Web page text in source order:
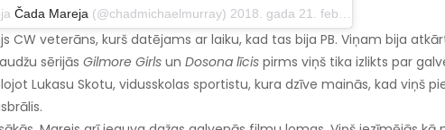
Čada Mareja (@chadmichaelmurray) 2018. gada 21. februārī plkst. 20.04 PST
CW veterāns, kurš datējams ar laiku, kad tas bija PB. Viņam bija
sērijās Gilmore Girls un Dosona līcis pirms viņš tika izlikts par
Lukasu Skotu, vidusskolas sportistu, kura dzīve mainās, kad viņš